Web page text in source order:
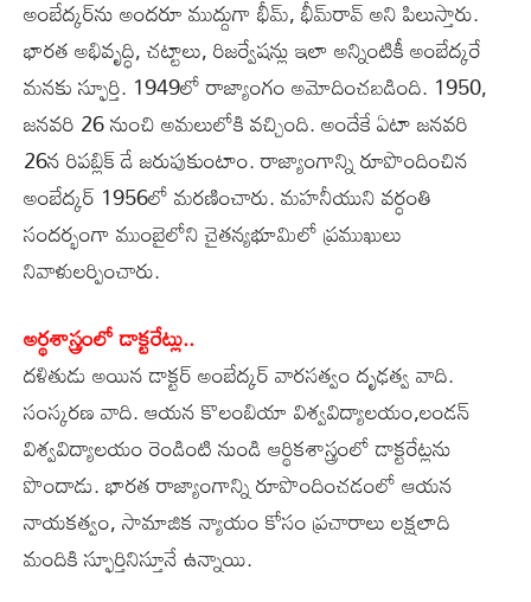
అంబేద్కర్‌ను అందరూ ముద్దుగా భీమ్, భీమ్‌రావ్‌ అని పిలుస్తారు.
భారత అభివృద్ధి, చట్టాలు, రిజర్వేషన్లు ఇలా అన్నింటికీ అంబేద్కరే
మనకు స్ఫూర్తి. 1949లో రాజ్యాంగం అమోదించబడింది. 1950,
జనవరి 26 నుంచి అమలులోకి వచ్చింది. అందేకే ఏటా జనవరి
26న రిపబ్లిక్‌ డే జరుపుకుంటాం. రాజ్యాంగాన్ని రూపొందించిన
అంబేద్కర్‌ 1956లో మరణించారు. మహనీయుని వర్ధంతి
సందర్భంగా ముంబైలోని చైతన్యభూమిలో ప్రముఖులు
నివాళులర్పించారు.
అర్థశాస్త్రంలో డాక్టరేట్లు..
దళితుడు అయిన డాక్టర్‌ అంబేద్కర్‌ వారసత్వం దృఢత్వ వాది.
సంస్కరణ వాది. ఆయన కొలంబియా విశ్వవిద్యాలయం,లండన్‌
విశ్వవిద్యాలయం రెండింటి నుండి ఆర్థికశాస్త్రంలో డాక్టరేట్లను
పొందాడు. భారత రాజ్యాంగాన్ని రూపొందించడంలో ఆయన
నాయకత్వం, సామాజిక న్యాయం కోసం ప్రచారాలు లక్షలాది
మందికి స్ఫూర్తినిస్తూనే ఉన్నాయి.